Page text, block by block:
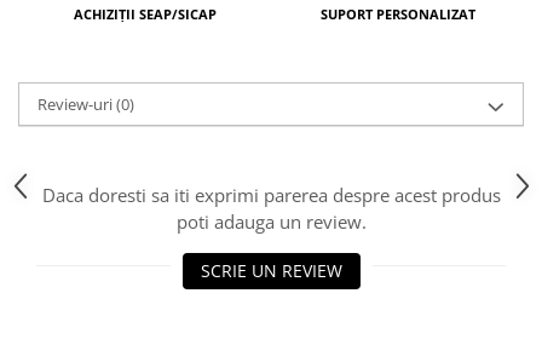
ACHIZIȚII SEAP/SICAP SUPORT PERSONALIZAT
Review-uri(0)
Daca doresti sa iti exprimi parerea despre acest produs
poti adauga un review.
SCRIE UN REVIEW